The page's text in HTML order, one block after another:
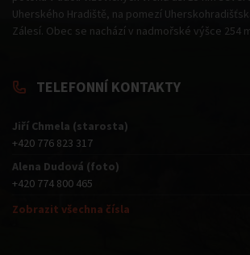
Uherského Hradiště, na pomezí
Zálesí. Obec se nachází v nadmořské výšce 254
TELEFONNÍ KONTAKTY
Jiří Chmela (starosta)
+420 776 823 317
Alena Dudová (foto)
+420 774 800 465
Zobrazit všechna čísla